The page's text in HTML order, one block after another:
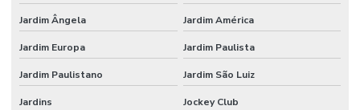
Etiquetas Para Superfícies Removíveis
Etiquetas Resinadas
Jardim Ângela Jardim América
Jardim Europa Jardim Paulista
Jardim Paulistano Jardim São Luiz
Jardins Jockey Club